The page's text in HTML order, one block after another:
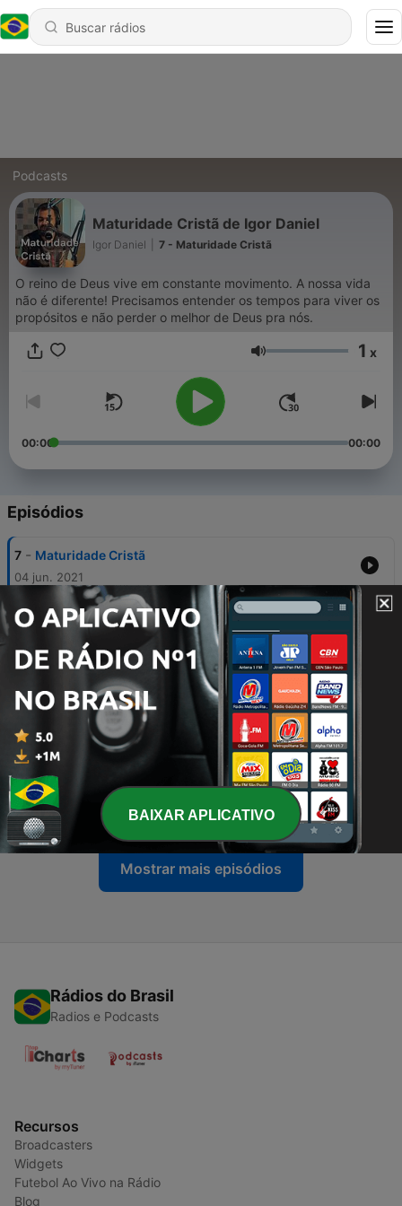
Podcasts
Maturidade Cristã de Igor Daniel
Igor Daniel 7 - Maturidade Cristã
O reino de Deus vive em constante movimento. A nossa vida
não é diferente! Precisamos entender os tempos para viver os
propósitos e não perder o melhor de Deus pra nós.
Volume 1 x
00:00 00:00
Episódios
7 - Maturidade Cristã
04 jun. 2021
6 - Pv7
5 - Comentario pv 6
06 jul. 2020
4
06 jul. 2020
3 - Provérbios
05 jul. 2020
Mostrar mais episódios
Rádios do Brasil
Radios e Podcasts
Recursos
Broadcasters
Widgets
Futebol Ao Vivo na Rádio
Blog
BAIXAR APLICATIVO